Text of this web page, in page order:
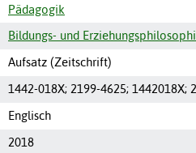
Pädagogik
Bildungs- und
Aufsatz (Zeitschrift)
1442-018X; 2199-4625; 1442018X;
Englisch
2018